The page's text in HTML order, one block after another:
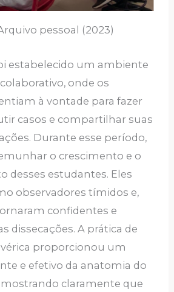
pessoal (2023)
estabelecido um ambiente
onde os
à vontade para fazer
casos e compartilhar suas
Durante esse período,
o crescimento e o
desses estudantes. Eles
observadores tímidos e,
confidentes e
dissecações. A prática de
proporcionou um
e efetivo da anatomia do
claramente que